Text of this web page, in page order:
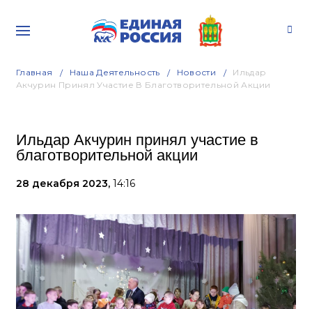
Главная Наша Деятельность Новости
Ильдар
Акчурин Принял Участие В Благотворительной Акции
Ильдар Акчурин принял участие в
благотворительной акции
28 декабря 2023, 14:16